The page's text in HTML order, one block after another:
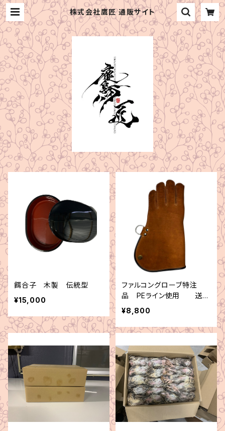
株式会社鷹匠 通販サイト
餌合子 木製 伝統型
¥15,000
ファルコングローブ特注
品 PEライン使用 送料
無料
¥8,800